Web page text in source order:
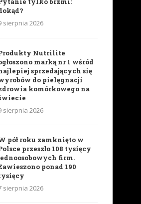
sierpnia 2026
Nutrilite
marką nr 1 wśród
sprzedających się
do pielęgnacji
komórkowego na
sierpnia 2026
pół roku zamknięto w
przeszło 108 tysięcy
firm.
ponad 190
sierpnia 2026